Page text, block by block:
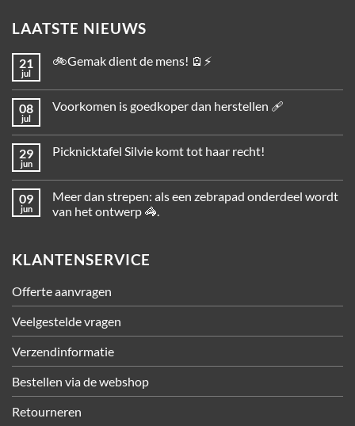
LAATSTE NIEUWS
21
jul
🚲Gemak dient de mens! 🪫⚡
08
jul
Voorkomen is goedkoper dan herstellen 🩹
29
jun
Picknicktafel Silvie komt tot haar recht!
09
jun
Meer dan strepen: als een zebrapad onderdeel wordt
van het ontwerp 🦓.
KLANTENSERVICE
Offerte aanvragen
Veelgestelde vragen
Verzendinformatie
Bestellen via de webshop
Retourneren